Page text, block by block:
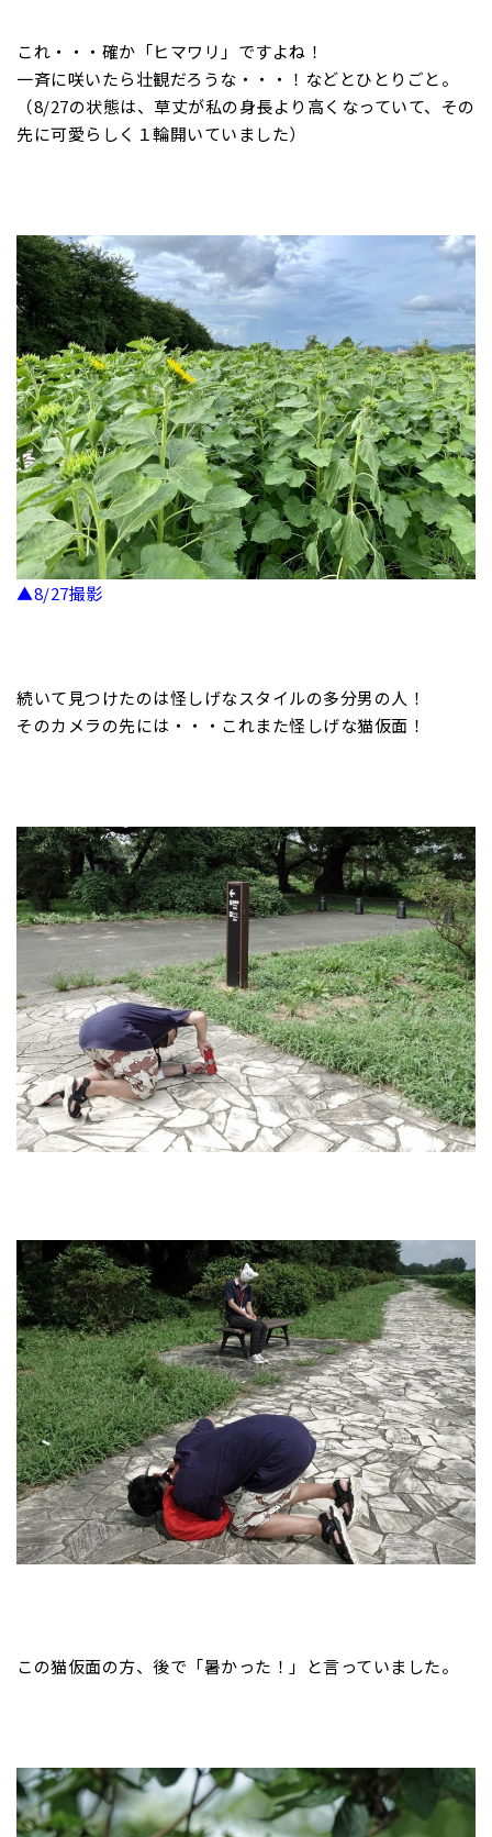
これ・・・確か「ヒマワリ」ですよね！
一斉に咲いたら壮観だろうな・・・！などとひとりごと。
（8/27の状態は、草丈が私の身長より高くなっていて、その
先に可愛らしく１輪開いていました）
▲8/27撮影
続いて見つけたのは怪しげなスタイルの多分男の人！
そのカメラの先には・・・これまた怪しげな猫仮面！
この猫仮面の方、後で「暑かった！」と言っていました。